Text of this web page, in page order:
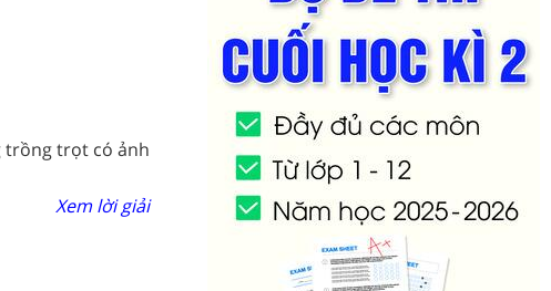
trồng trọt có ảnh
Xem lời giải